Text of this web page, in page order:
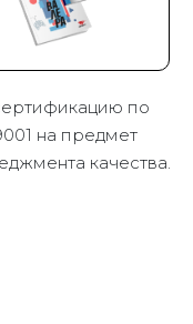
по
на предмет
качества.